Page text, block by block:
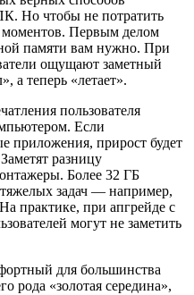
Но чтобы не потратить
моментов. Первым делом
памяти вам нужно. При
ощущают заметный
а теперь «летает».
пользователя
Если
приложения, прирост будет
разницу
Более 32 ГБ
задач — например,
практике, при апгрейде с
могут не заметить
для большинства
рода «золотая середина»,